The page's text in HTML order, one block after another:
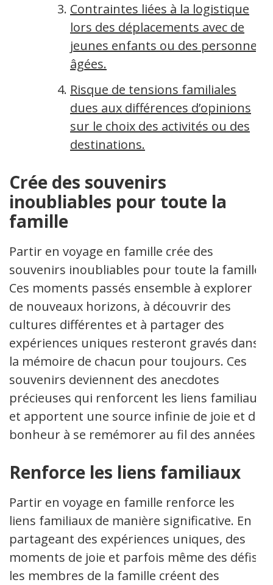
Contraintes liées à la logistique
lors des déplacements avec de
jeunes enfants ou des personnes
âgées.
Risque de tensions familiales
dues aux différences d’opinions
sur le choix des activités ou des
destinations.
Crée des souvenirs
inoubliables pour toute la
famille
Partir en voyage en famille crée des
souvenirs inoubliables pour toute la famille.
Ces moments passés ensemble à explorer
de nouveaux horizons, à découvrir des
cultures différentes et à partager des
expériences uniques resteront gravés dans
la mémoire de chacun pour toujours. Ces
souvenirs deviennent des anecdotes
précieuses qui renforcent les liens familiaux
et apportent une source infinie de joie et de
bonheur à se remémorer au fil des années.
Renforce les liens familiaux
Partir en voyage en famille renforce les
liens familiaux de manière significative. En
partageant des expériences uniques, des
moments de joie et parfois même des défis,
les membres de la famille créent des